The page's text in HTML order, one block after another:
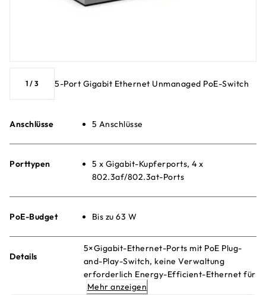
1 / 3 5-Port Gigabit Ethernet Unmanaged PoE-Switch
Anschlüsse 5 Anschlüsse
Porttypen
5 x Gigabit-Kupferports, 4 x
802.3af/802.3at-Ports
PoE-Budget Bis zu 63 W
Details
5×Gigabit-Ethernet-Ports mit PoE Plug-
and-Play-Switch, keine Verwaltung
erforderlich Energy-Efficient-Ethernet für
maximale Stromeinsparung Lüfterlos und
Mehr anzeigen